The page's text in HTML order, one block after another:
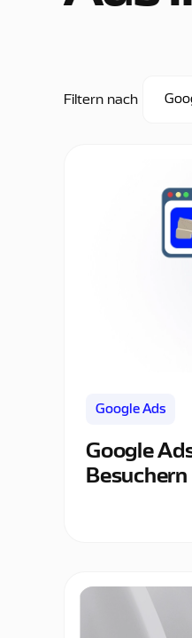
Filtern nach
Google Ads
Google